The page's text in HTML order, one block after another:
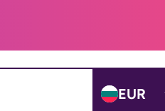
EUR